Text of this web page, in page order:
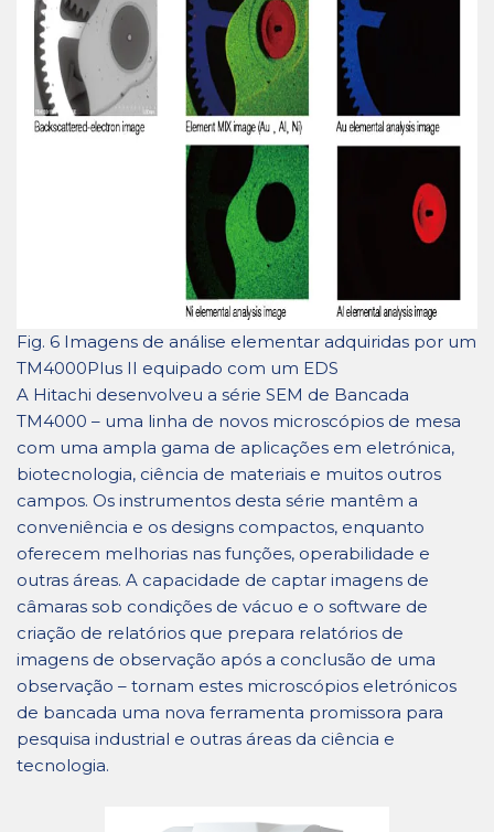
Fig. 6 Imagens de análise elementar adquiridas por um
TM4000Plus II equipado com um EDS
A Hitachi desenvolveu a série SEM de Bancada
TM4000 – uma linha de novos microscópios de mesa
com uma ampla gama de aplicações em eletrónica,
biotecnologia, ciência de materiais e muitos outros
campos. Os instrumentos desta série mantêm a
conveniência e os designs compactos, enquanto
oferecem melhorias nas funções, operabilidade e
outras áreas. A capacidade de captar imagens de
câmaras sob condições de vácuo e o software de
criação de relatórios que prepara relatórios de
imagens de observação após a conclusão de uma
observação – tornam estes microscópios eletrónicos
de bancada uma nova ferramenta promissora para
pesquisa industrial e outras áreas da ciência e
tecnologia.